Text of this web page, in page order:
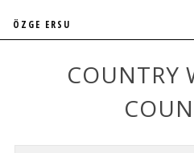
COUNTRY
ÖZGE ERSU